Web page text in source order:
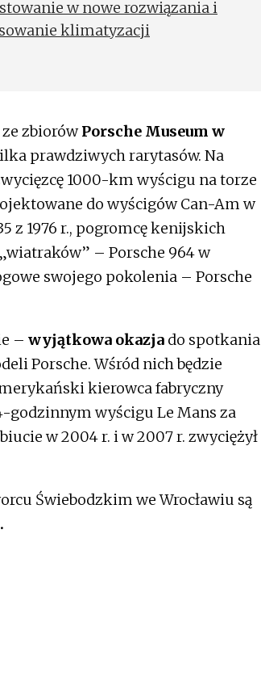
w nowe rozwiązania i
klimatyzacji
zbiorówPorsche Museum w
prawdziwych rarytasów. Na
1000-km wyścigu na torze
do wyścigów Can-Am w
z 1976 r., pogromcę kenijskich
– Porsche 964 w
swojego pokolenia – Porsche
– wyjątkowa okazja do spotkania
Porsche. Wśród nich będzie
kierowca fabryczny
godzinnym wyścigu Le Mans za
w 2004 r. i w 2007 r. zwyciężył
Świebodzkim we Wrocławiu są